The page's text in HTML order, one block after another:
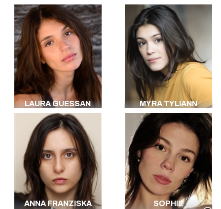
LAURA GUESSAN MYRA TYLIANN
ANNA FRANZISKA
SOPHIE